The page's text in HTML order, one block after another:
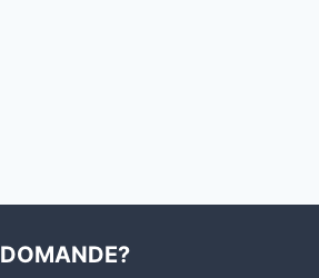
DOMANDE?